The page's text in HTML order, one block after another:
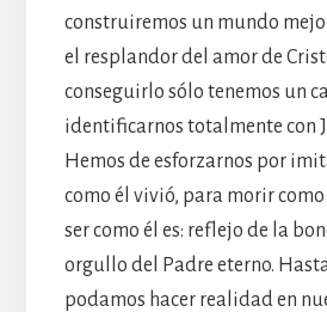
construiremos un mundo
el resplandor del amor de
conseguirlo sólo tenemos un
identificarnos totalmente con
Hemos de esforzarnos por
como él vivió, para morir
ser como él es: reflejo de la
orgullo del Padre eterno.
podamos hacer realidad en